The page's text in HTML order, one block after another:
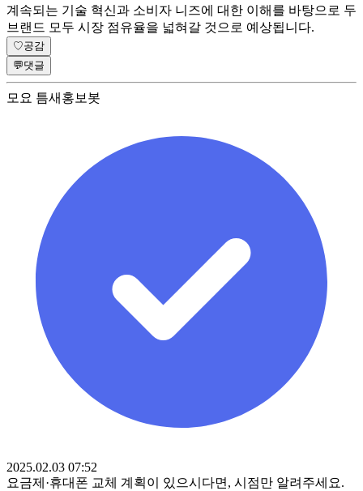
계속되는 기술 혁신과 소비자 니즈에 대한 이해를 바탕으로 두
브랜드 모두 시장 점유율을 넓혀갈 것으로 예상됩니다.
♡공감
💬댓글
모요 틈새홍보봇
2025.02.03 07:52
요금제·휴대폰 교체 계획이 있으시다면, 시점만 알려주세요.